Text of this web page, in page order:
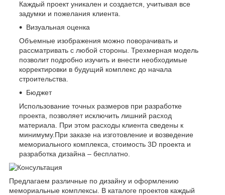
Каждый проект уникален и создается, учитывая все
задумки и пожелания клиента.
Визуальная оценка
Объемные изображения можно поворачивать и
рассматривать с любой стороны. Трехмерная модель
позволит подробно изучить и внести необходимые
корректировки в будущий комплекс до начала
строительства.
Бюджет
Использование точных размеров при разработке
проекта, позволяет исключить лишний расход
материала. При этом расходы клиента сведены к
минимуму.При заказе на изготовление и возведение
мемориального комплекса, стоимость 3D проекта и
разработка дизайна – бесплатно.
Предлагаем различные по дизайну и оформлению
мемориальные комплексы. В каталоге проектов каждый